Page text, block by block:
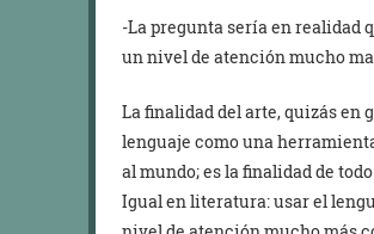
-La pregunta sería en realidad
un nivel de atención mucho
La finalidad del arte, quizás en
lenguaje como una
al mundo; es la finalidad de
Igual en literatura: usar el